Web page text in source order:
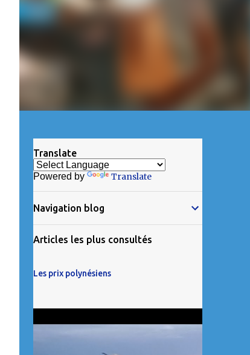
Translate
Powered by Translate
Navigation blog
Articles les plus consultés
Les prix polynésiens